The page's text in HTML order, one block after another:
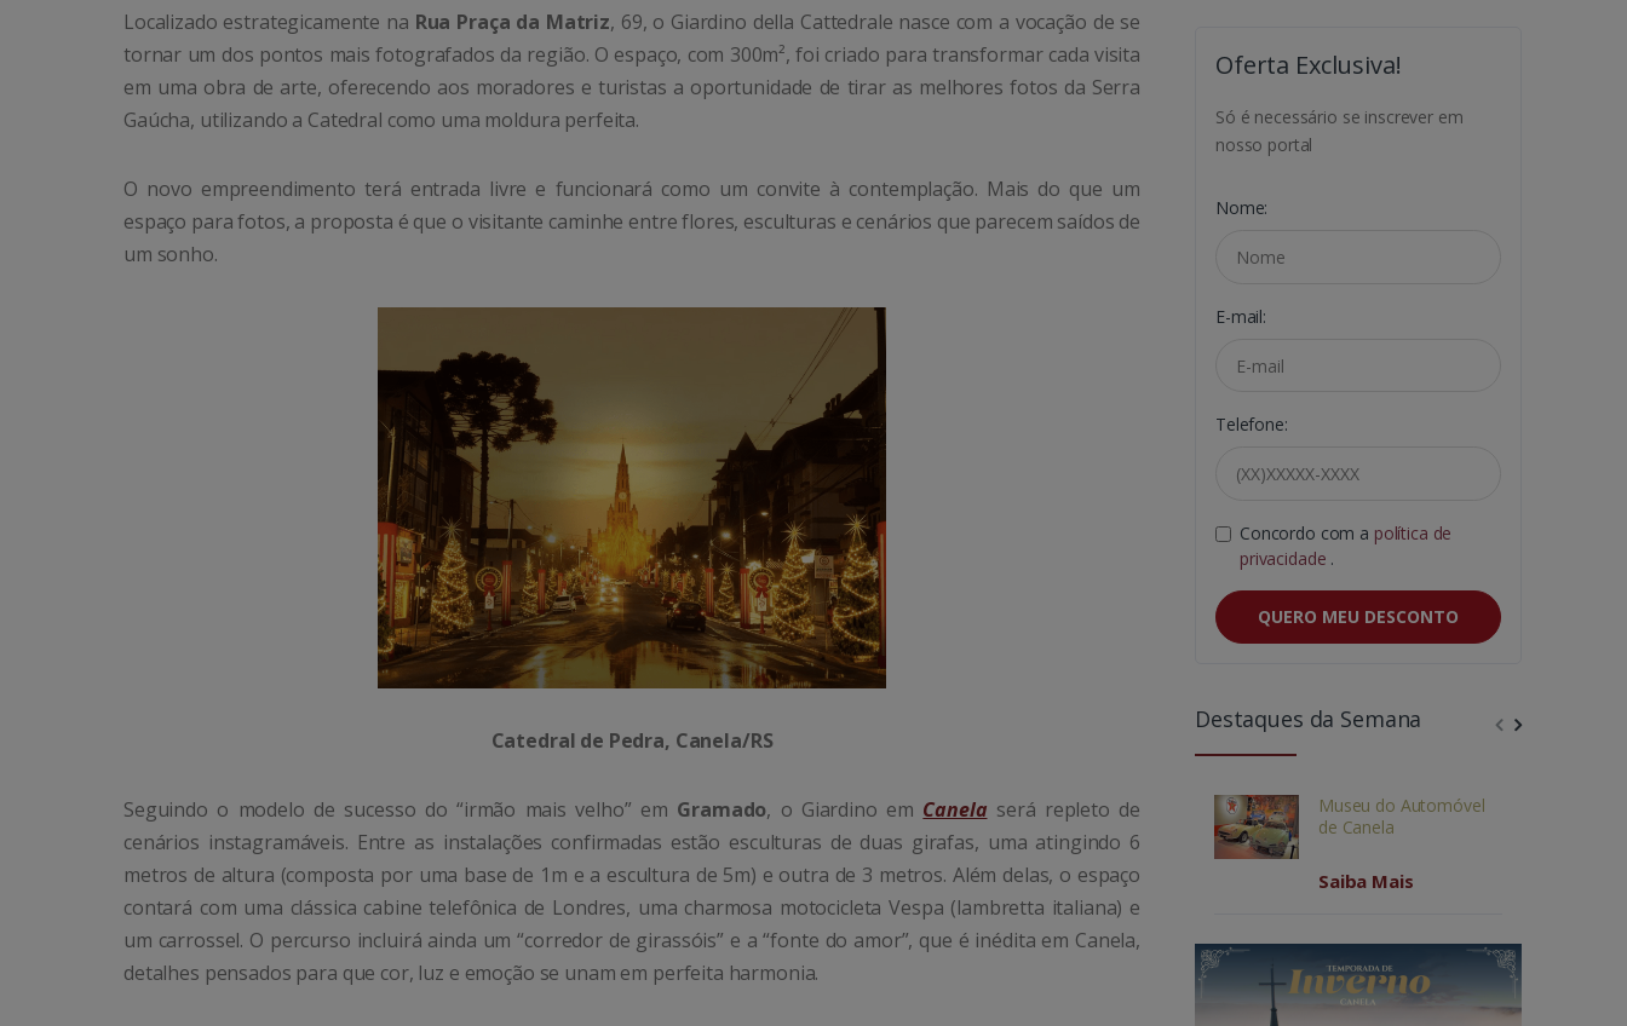
Localizado estrategicamente na Rua Praça da Matriz, 69, o Giardino della Cattedrale nasce com a vocação de se
tornar um dos pontos mais fotografados da região. O espaço, com 300m², foi criado para transformar cada visita
em uma obra de arte, oferecendo aos moradores e turistas a oportunidade de tirar as melhores fotos da Serra
Gaúcha, utilizando a Catedral como uma moldura perfeita.
O novo empreendimento terá entrada livre e funcionará como um convite à contemplação. Mais do que um
espaço para fotos, a proposta é que o visitante caminhe entre flores, esculturas e cenários que parecem saídos de
um sonho.
Catedral de Pedra, Canela/RS
Seguindo o modelo de sucesso do “irmão mais velho” em Gramado, o Giardino em Canela será repleto de
cenários instagramáveis. Entre as instalações confirmadas estão esculturas de duas girafas, uma atingindo 6
metros de altura (composta por uma base de 1m e a escultura de 5m) e outra de 3 metros. Além delas, o espaço
contará com uma clássica cabine telefônica de Londres, uma charmosa motocicleta Vespa (lambretta italiana) e
um carrossel. O percurso incluirá ainda um “corredor de girassóis” e a “fonte do amor”, que é inédita em Canela,
detalhes pensados para que cor, luz e emoção se unam em perfeita harmonia.
Oferta Exclusiva!
Só é necessário se inscrever em
nosso portal
Nome:
E-mail:
Telefone:
Concordo com a política de
privacidade .
QUERO MEU DESCONTO
Destaques da Semana
Museu do Automóvel
de Canela
Saiba Mais